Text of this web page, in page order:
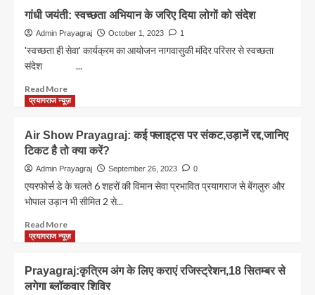
केशव
प्रसाद
मौर्य
Gandhi
Jayanti
:
महापौर
ने
का
संदेश,महासफाई
रैली
को
हरी
गांधी जयंती: स्वच्छता अभियान के जरिए दिया लोगों को संदेश
Admin Prayagraj October 1, 2023 1
'स्वच्छता ही सेवा' कार्यक्रम का आयोजन नागवासुकी मंदिर परिसर से स्वच्छता
संदेश ...
Read MoreRead
more
जयंती:
स्वच्छता
अभियान
के
दिया
को
प्रयागराज न्यूज़
Air Show Prayagraj: कई फ्लाइट्स पर संकट,उड़ानें रद्द,जानिए
टिकट है तो क्या करें?
Admin Prayagraj September 26, 2023 0
एयरफोर्स डे के चलते 6 शहरों की विमान सेवा प्रभावित प्रयागराज से बेंगलुरु और
भोपाल उड़ान भी सीमित 2 से...
Read MoreRead
more
Show
Prayagraj:
प्रयागराज न्यूज़
Prayagraj:कृत्रिम अंग के लिए कराएं रजिस्ट्रेशन,18 सितम्बर से
लगेगा ब्लॉकवार शिविर